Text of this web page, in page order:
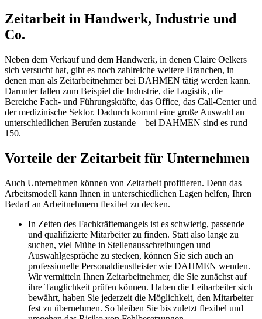
Zeitarbeit in Handwerk, Industrie und
Co.
Neben dem Verkauf und dem Handwerk, in denen Claire Oelkers
sich versucht hat, gibt es noch zahlreiche weitere Branchen, in
denen man als Zeitarbeitnehmer bei DAHMEN tätig werden kann.
Darunter fallen zum Beispiel die Industrie, die Logistik, die
Bereiche Fach- und Führungskräfte, das Office, das Call-Center und
der medizinische Sektor. Dadurch kommt eine große Auswahl an
unterschiedlichen Berufen zustande – bei DAHMEN sind es rund
150.
Vorteile der Zeitarbeit für Unternehmen
Auch Unternehmen können von Zeitarbeit profitieren. Denn das
Arbeitsmodell kann Ihnen in unterschiedlichen Lagen helfen, Ihren
Bedarf an Arbeitnehmern flexibel zu decken.
In Zeiten des Fachkräftemangels ist es schwierig, passende
und qualifizierte Mitarbeiter zu finden. Statt also lange zu
suchen, viel Mühe in Stellenausschreibungen und
Auswahlgespräche zu stecken, können Sie sich auch an
professionelle Personaldienstleister wie DAHMEN wenden.
Wir vermitteln Ihnen Zeitarbeitnehmer, die Sie zunächst auf
ihre Tauglichkeit prüfen können. Haben die Leiharbeiter sich
bewährt, haben Sie jederzeit die Möglichkeit, den Mitarbeiter
fest zu übernehmen. So bleiben Sie bis zuletzt flexibel und